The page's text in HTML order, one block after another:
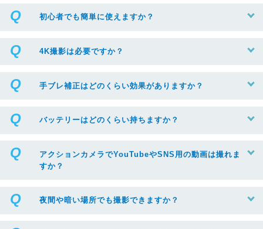
初心者でも簡単に使えますか？
4K撮影は必要ですか？
手ブレ補正はどのくらい効果がありますか？
バッテリーはどのくらい持ちますか？
アクションカメラでYouTubeやSNS用の動画は撮れま
すか？
夜間や暗い場所でも撮影できますか？